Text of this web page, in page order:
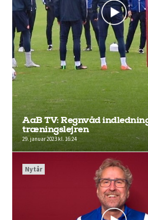
AaB TV: Regnvåd
træningslejren
29. januar 2023 kl. 16:24
Nytår